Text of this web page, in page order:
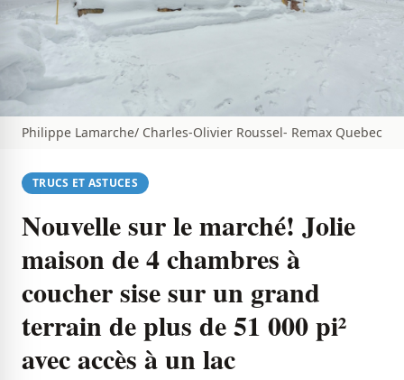
Philippe Lamarche/ Charles-Olivier Roussel- Remax Quebec
TRUCS ET ASTUCES
Nouvelle sur le marché! Jolie
maison de 4 chambres à
coucher sise sur un grand
terrain de plus de 51 000 pi²
avec accès à un lac